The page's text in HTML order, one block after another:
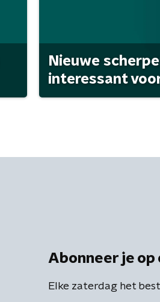
Nieuwe
interessant
Abonneer je
Elke zaterdag het